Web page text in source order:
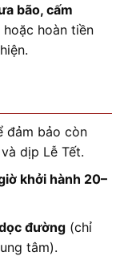
bão, cấm
hoàn tiền
đảm bảo còn
dịp Lễ Tết.
khởi hành 20–
đường(chỉ
tâm).